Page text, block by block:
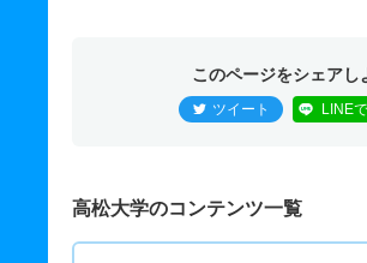
このページをシェアし
ツイート LINE
高松大学のコンテンツ一覧